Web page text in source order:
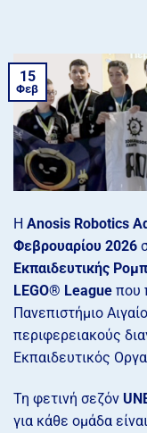
15
Φεβ
Η Anosis Robotics
Φεβρουαρίου 2026
Εκπαιδευτικής
LEGO® League που
Πανεπιστήμιο
περιφερειακούς
Εκπαιδευτικός
Τη φετινή σεζόν
για κάθε ομάδα